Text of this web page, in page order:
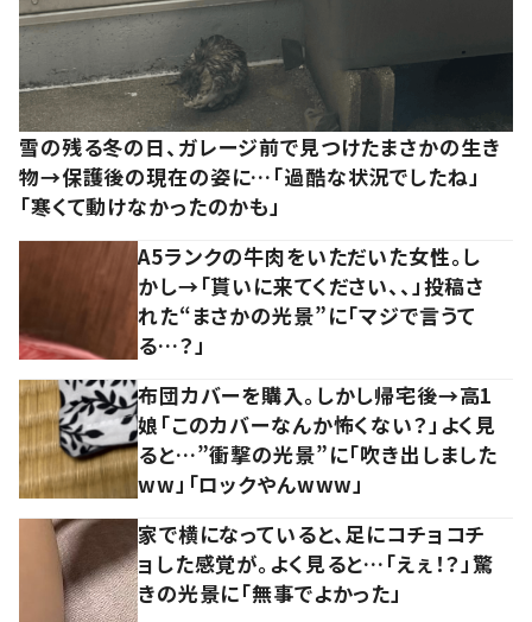
雪の残る冬の日、ガレージ前で見つけたまさかの生き
物→保護後の現在の姿に…「過酷な状況でしたね」
「寒くて動けなかったのかも」
A5ランクの牛肉をいただいた女性。し
かし→「貰いに来てください、、」投稿さ
れた“まさかの光景”に「マジで言うて
る…？」
布団カバーを購入。しかし帰宅後→高1
娘「このカバーなんか怖くない？」よく見
ると…”衝撃の光景”に「吹き出しました
ww」「ロックやんwww」
家で横になっていると、足にコチョコチ
ョした感覚が。よく見ると…「えぇ！？」驚
きの光景に「無事でよかった」